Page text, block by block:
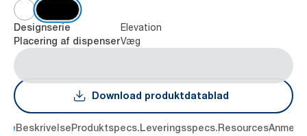
Designserie Elevation
Placering af dispenserVæg
Download produktdatablad
BeskrivelseProduktspecs.Leveringsspecs.Resources